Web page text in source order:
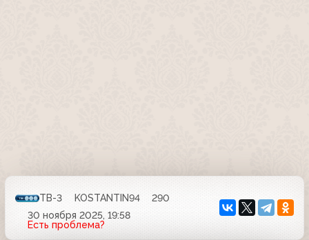
ТВ-3 KOSTANTIN94
290
30 ноября 2025, 19:58
Есть проблема?